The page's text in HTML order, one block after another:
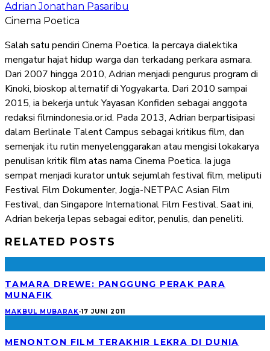
Adrian Jonathan Pasaribu
Cinema Poetica
Salah satu pendiri Cinema Poetica. Ia percaya dialektika
mengatur hajat hidup warga dan terkadang perkara asmara.
Dari 2007 hingga 2010, Adrian menjadi pengurus program di
Kinoki, bioskop alternatif di Yogyakarta. Dari 2010 sampai
2015, ia bekerja untuk Yayasan Konfiden sebagai anggota
redaksi filmindonesia.or.id. Pada 2013, Adrian berpartisipasi
dalam Berlinale Talent Campus sebagai kritikus film, dan
semenjak itu rutin menyelenggarakan atau mengisi lokakarya
penulisan kritik film atas nama Cinema Poetica. Ia juga
sempat menjadi kurator untuk sejumlah festival film, meliputi
Festival Film Dokumenter, Jogja-NETPAC Asian Film
Festival, dan Singapore International Film Festival. Saat ini,
Adrian bekerja lepas sebagai editor, penulis, dan peneliti.
RELATED POSTS
TAMARA DREWE: PANGGUNG PERAK PARA
MUNAFIK
MAKBUL MUBARAK·17 JUNI 2011
MENONTON FILM TERAKHIR LEKRA DI DUNIA